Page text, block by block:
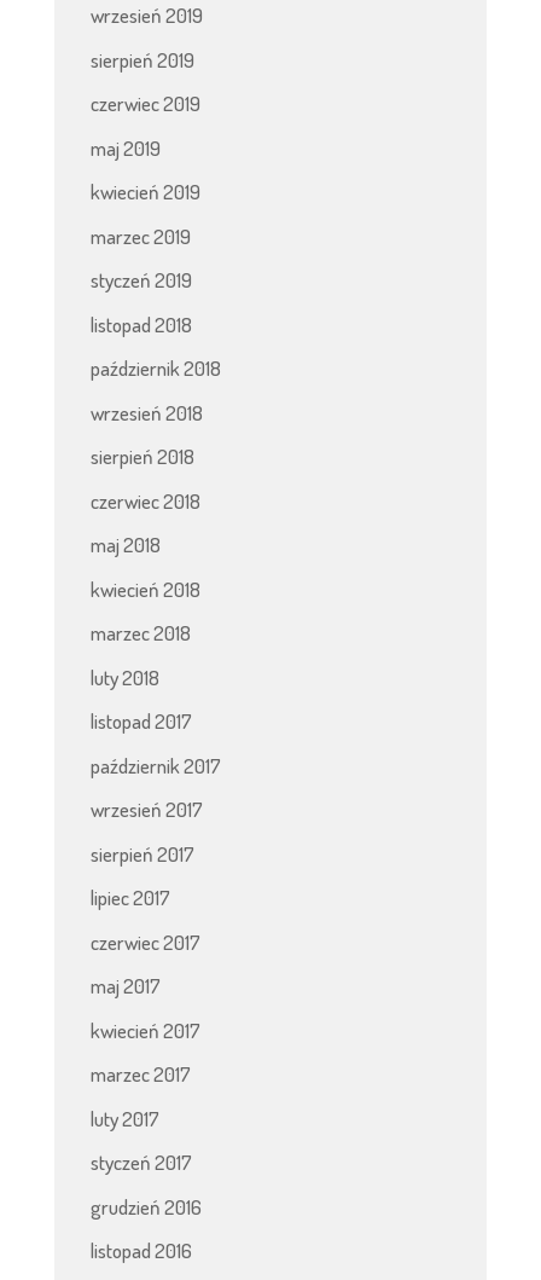
wrzesień 2019
sierpień 2019
czerwiec 2019
maj 2019
kwiecień 2019
marzec 2019
styczeń 2019
listopad 2018
październik 2018
wrzesień 2018
sierpień 2018
czerwiec 2018
maj 2018
kwiecień 2018
marzec 2018
luty 2018
listopad 2017
październik 2017
wrzesień 2017
sierpień 2017
lipiec 2017
czerwiec 2017
maj 2017
kwiecień 2017
marzec 2017
luty 2017
styczeń 2017
grudzień 2016
listopad 2016